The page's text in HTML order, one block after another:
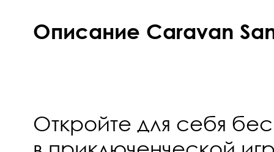
Описание Caravan
Откройте для себя